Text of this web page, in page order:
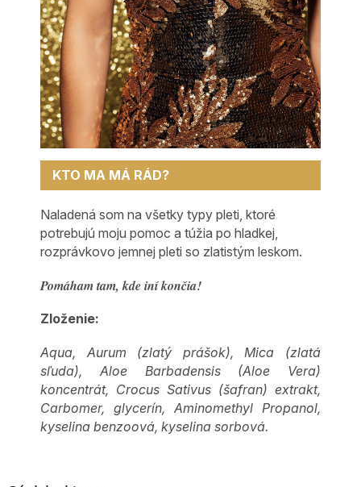
KTO MA MÁ RÁD?
Naladená som na všetky typy pleti, ktoré
potrebujú moju pomoc a túžia po hladkej,
rozprávkovo jemnej pleti so zlatistým leskom.
Pomáham tam, kde iní končia!
Zloženie:
Aqua, Aurum (zlatý prášok), Mica (zlatá
sľuda), Aloe Barbadensis (Aloe Vera)
koncentrát, Crocus Sativus (šafran) extrakt,
Carbomer, glycerín, Aminomethyl Propanol,
kyselina benzoová, kyselina sorbová.